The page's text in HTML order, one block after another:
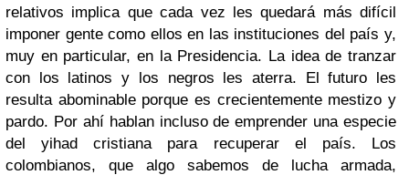
relativos implica que cada vez les quedará más difícil
imponer gente como ellos en las instituciones del país y,
muy en particular, en la Presidencia. La idea de tranzar
con los latinos y los negros les aterra. El futuro les
resulta abominable porque es crecientemente mestizo y
pardo. Por ahí hablan incluso de emprender una especie
del yihad cristiana para recuperar el país. Los
colombianos, que algo sabemos de lucha armada,